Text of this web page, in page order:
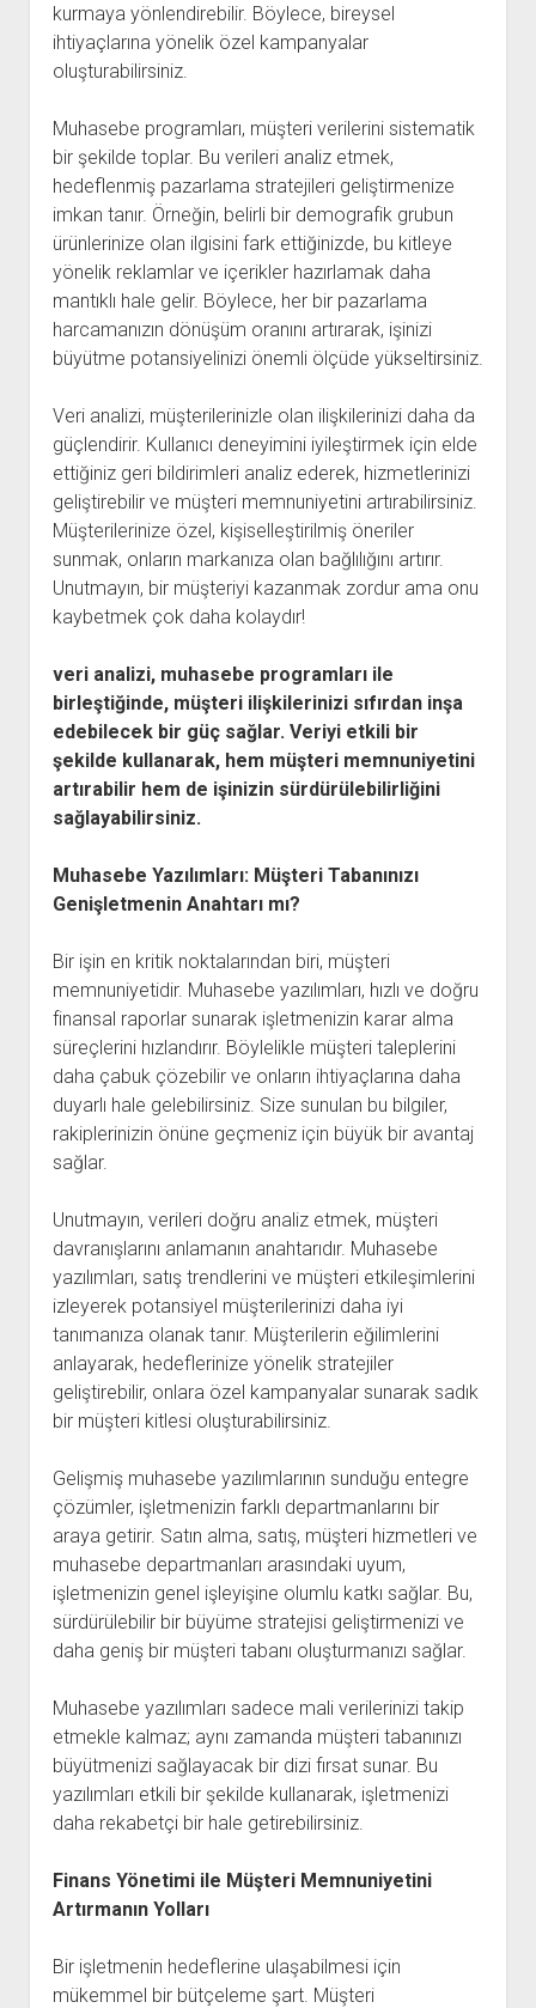
kurmaya yönlendirebilir. Böylece, bireysel
ihtiyaçlarına yönelik özel kampanyalar
oluşturabilirsiniz.
Muhasebe programları, müşteri verilerini sistematik
bir şekilde toplar. Bu verileri analiz etmek,
hedeflenmiş pazarlama stratejileri geliştirmenize
imkan tanır. Örneğin, belirli bir demografik grubun
ürünlerinize olan ilgisini fark ettiğinizde, bu kitleye
yönelik reklamlar ve içerikler hazırlamak daha
mantıklı hale gelir. Böylece, her bir pazarlama
harcamanızın dönüşüm oranını artırarak, işinizi
büyütme potansiyelinizi önemli ölçüde yükseltirsiniz.
Veri analizi, müşterilerinizle olan ilişkilerinizi daha da
güçlendirir. Kullanıcı deneyimini iyileştirmek için elde
ettiğiniz geri bildirimleri analiz ederek, hizmetlerinizi
geliştirebilir ve müşteri memnuniyetini artırabilirsiniz.
Müşterilerinize özel, kişiselleştirilmiş öneriler
sunmak, onların markanıza olan bağlılığını artırır.
Unutmayın, bir müşteriyi kazanmak zordur ama onu
kaybetmek çok daha kolaydır!
veri analizi, muhasebe programları ile
birleştiğinde, müşteri ilişkilerinizi sıfırdan inşa
edebilecek bir güç sağlar. Veriyi etkili bir
şekilde kullanarak, hem müşteri memnuniyetini
artırabilir hem de işinizin sürdürülebilirliğini
sağlayabilirsiniz.
Muhasebe Yazılımları: Müşteri Tabanınızı
Genişletmenin Anahtarı mı?
Bir işin en kritik noktalarından biri, müşteri
memnuniyetidir. Muhasebe yazılımları, hızlı ve doğru
finansal raporlar sunarak işletmenizin karar alma
süreçlerini hızlandırır. Böylelikle müşteri taleplerini
daha çabuk çözebilir ve onların ihtiyaçlarına daha
duyarlı hale gelebilirsiniz. Size sunulan bu bilgiler,
rakiplerinizin önüne geçmeniz için büyük bir avantaj
sağlar.
Unutmayın, verileri doğru analiz etmek, müşteri
davranışlarını anlamanın anahtarıdır. Muhasebe
yazılımları, satış trendlerini ve müşteri etkileşimlerini
izleyerek potansiyel müşterilerinizi daha iyi
tanımanıza olanak tanır. Müşterilerin eğilimlerini
anlayarak, hedeflerinize yönelik stratejiler
geliştirebilir, onlara özel kampanyalar sunarak sadık
bir müşteri kitlesi oluşturabilirsiniz.
Gelişmiş muhasebe yazılımlarının sunduğu entegre
çözümler, işletmenizin farklı departmanlarını bir
araya getirir. Satın alma, satış, müşteri hizmetleri ve
muhasebe departmanları arasındaki uyum,
işletmenizin genel işleyişine olumlu katkı sağlar. Bu,
sürdürülebilir bir büyüme stratejisi geliştirmenizi ve
daha geniş bir müşteri tabanı oluşturmanızı sağlar.
Muhasebe yazılımları sadece mali verilerinizi takip
etmekle kalmaz; aynı zamanda müşteri tabanınızı
büyütmenizi sağlayacak bir dizi fırsat sunar. Bu
yazılımları etkili bir şekilde kullanarak, işletmenizi
daha rekabetçi bir hale getirebilirsiniz.
Finans Yönetimi ile Müşteri Memnuniyetini
Artırmanın Yolları
Bir işletmenin hedeflerine ulaşabilmesi için
mükemmel bir bütçeleme şart. Müşteri